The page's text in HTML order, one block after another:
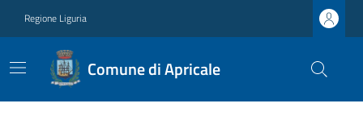
Regione Liguria
Comune di Apricale